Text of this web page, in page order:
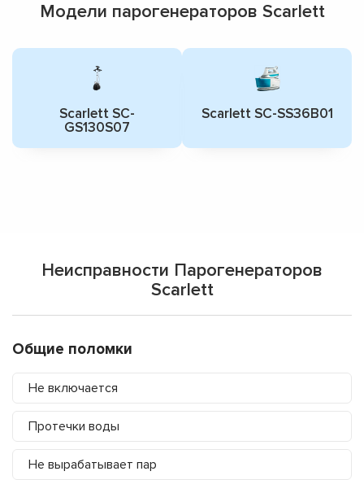
Модели парогенераторов Scarlett
Scarlett SC-
GS130S07
Scarlett SC-SS36B01
Неисправности Парогенераторов
Scarlett
Общие поломки
Не включается
Протечки воды
Не вырабатывает пар